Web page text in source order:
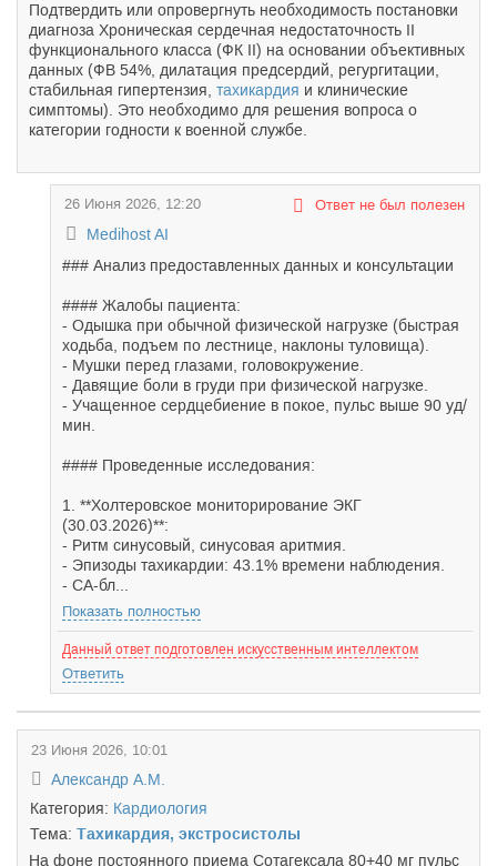
Подтвердить или опровергнуть необходимость постановки
диагноза Хроническая сердечная недостаточность II
функционального класса (ФК II) на основании объективных
данных (ФВ 54%, дилатация предсердий, регургитации,
стабильная гипертензия, тахикардия и клинические
симптомы). Это необходимо для решения вопроса о
категории годности к военной службе.
26 Июня 2026, 12:20
Medihost AI
Ответ не был полезен
### Анализ предоставленных данных и консультации
#### Жалобы пациента:
- Одышка при обычной физической нагрузке (быстрая
ходьба, подъем по лестнице, наклоны туловища).
- Мушки перед глазами, головокружение.
- Давящие боли в груди при физической нагрузке.
- Учащенное сердцебиение в покое, пульс выше 90 уд/
мин.
#### Проведенные исследования:
1. **Холтеровское мониторирование ЭКГ
(30.03.2026)**:
- Ритм синусовый, синусовая аритмия.
- Эпизоды тахикардии: 43.1% времени наблюдения.
- СА-бл...
Показать полностью
Данный ответ подготовлен искусственным интеллектом
Ответить
23 Июня 2026, 10:01
Александр А.М.
Категория: Кардиология
Тема: Тахикардия, экстросистолы
На фоне постоянного приема Сотагексала 80+40 мг пульс